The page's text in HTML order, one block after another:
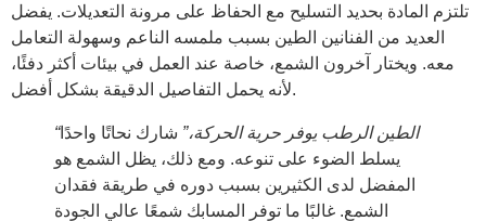
تلتزم المادة بحديد التسليح مع الحفاظ على مرونة التعديلات. يفضل
العديد من الفنانين الطين بسبب ملمسه الناعم وسهولة التعامل
معه. ويختار آخرون الشمع، خاصة عند العمل في بيئات أكثر دفئًا،
لأنه يحمل التفاصيل الدقيقة بشكل أفضل.
“الطين الرطب يوفر حرية الحركة،” شارك نحاتًا واحدًا
يسلط الضوء على تنوعه. ومع ذلك، يظل الشمع هو
المفضل لدى الكثيرين بسبب دوره في طريقة فقدان
الشمع. غالبًا ما توفر المسابك شمعًا عالي الجودة